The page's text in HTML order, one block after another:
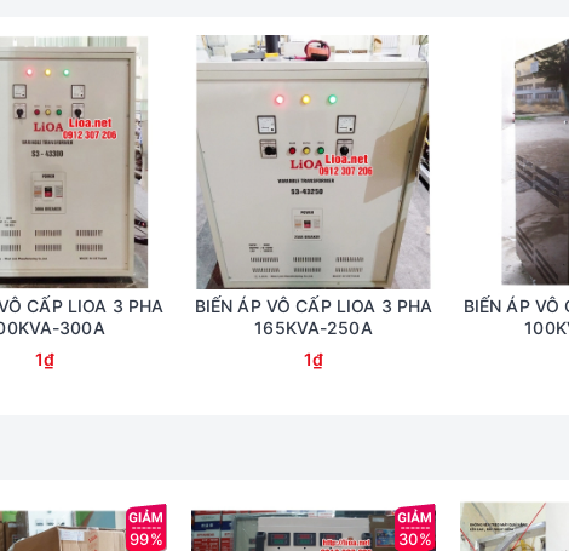
CẤP LIOA 3 PHA
300A
1₫
BIẾN ÁP VÔ CẤP LIOA 3 PHA
165KVA-250A
1₫
BIẾN ÁP VÔ
99% 30%